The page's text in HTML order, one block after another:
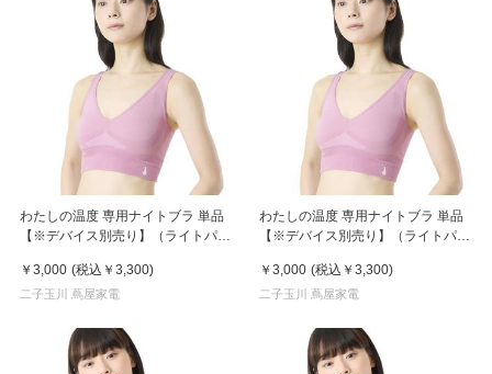
わたしの温度 専用ナイトブラ 単品
【※デバイス別売り】（ライトパー
￥3,000 (税込 ￥3,300)
二子玉川 蔦屋家電
わたしの温度 専用ナイトブラ 単品
【※デバイス別売り】（ライトパー
￥3,000 (税込 ￥3,300)
二子玉川 蔦屋家電